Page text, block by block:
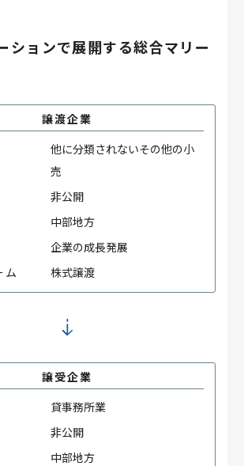
ションで展開する総合マリー
譲渡企業
他に分類されないその他の小
売
非公開
中部地方
企業の成長発展
ム
株式譲渡
譲受企業
貸事務所業
非公開
中部地方